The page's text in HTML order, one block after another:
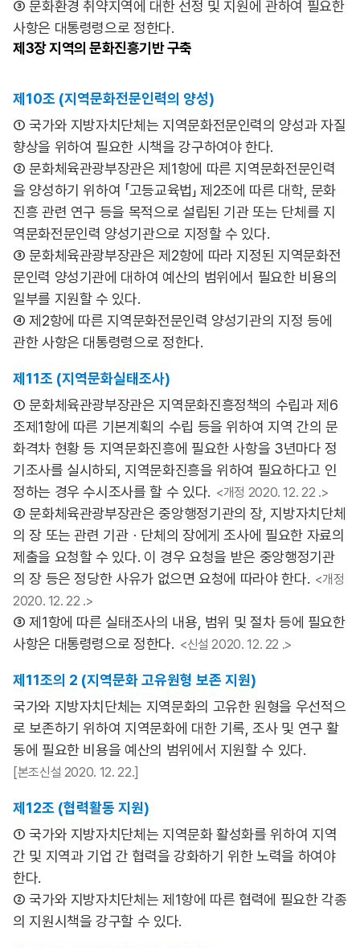
③ 문화환경 취약지역에 대한 선정 및 지원에 관하여 필요한
사항은 대통령령으로 정한다.
제3장지역의 문화진흥기반 구축
제10조 (지역문화전문인력의 양성)
① 국가와 지방자치단체는 지역문화전문인력의 양성과 자질
향상을 위하여 필요한 시책을 강구하여야 한다.
② 문화체육관광부장관은 제1항에 따른 지역문화전문인력
을 양성하기 위하여 「고등교육법」 제2조에 따른 대학, 문화
진흥 관련 연구 등을 목적으로 설립된 기관 또는 단체를 지
역문화전문인력 양성기관으로 지정할 수 있다.
③ 문화체육관광부장관은 제2항에 따라 지정된 지역문화전
문인력 양성기관에 대하여 예산의 범위에서 필요한 비용의
일부를 지원할 수 있다.
④ 제2항에 따른 지역문화전문인력 양성기관의 지정 등에
관한 사항은 대통령령으로 정한다.
제11조 (지역문화실태조사)
① 문화체육관광부장관은 지역문화진흥정책의 수립과 제6
조제1항에 따른 기본계획의 수립 등을 위하여 지역 간의 문
화격차 현황 등 지역문화진흥에 필요한 사항을 3년마다 정
기조사를 실시하되, 지역문화진흥을 위하여 필요하다고 인
정하는 경우 수시조사를 할 수 있다. <개정 2020. 12. 22 .>
② 문화체육관광부장관은 중앙행정기관의 장, 지방자치단체
의 장 또는 관련 기관ㆍ단체의 장에게 조사에 필요한 자료의
제출을 요청할 수 있다. 이 경우 요청을 받은 중앙행정기관
의 장 등은 정당한 사유가 없으면 요청에 따라야 한다. <개정
2020. 12. 22 .>
③ 제1항에 따른 실태조사의 내용, 범위 및 절차 등에 필요한
사항은 대통령령으로 정한다. <신설 2020. 12. 22 .>
제11조의 2 (지역문화 고유원형 보존 지원)
국가와 지방자치단체는 지역문화의 고유한 원형을 우선적으
로 보존하기 위하여 지역문화에 대한 기록, 조사 및 연구 활
동에 필요한 비용을 예산의 범위에서 지원할 수 있다.
[본조신설 2020. 12. 22.]
제12조 (협력활동 지원)
① 국가와 지방자치단체는 지역문화 활성화를 위하여 지역
간 및 지역과 기업 간 협력을 강화하기 위한 노력을 하여야
한다.
② 국가와 지방자치단체는 제1항에 따른 협력에 필요한 각종
의 지원시책을 강구할 수 있다.